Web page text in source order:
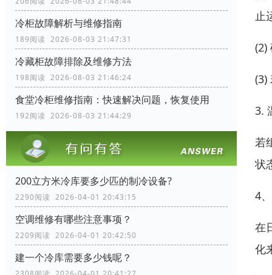
冷柜故障解析与维修指南
189阅读 2026-08-03 21:47:31
冷藏柜故障排除及维修方法
198阅读 2026-08-03 21:46:24
食堂冷柜维修指南：快速解决问题，恢复使用
192阅读 2026-08-03 21:44:29
200立方米冷库要多少匹的制冷设备?
2290阅读 2026-04-01 20:43:15
空调维修有哪些注意事项？
2209阅读 2026-04-01 20:42:50
建一个冷库需要多少钱呢？
止
(2)
(3)
3.
若
状
4
在
化